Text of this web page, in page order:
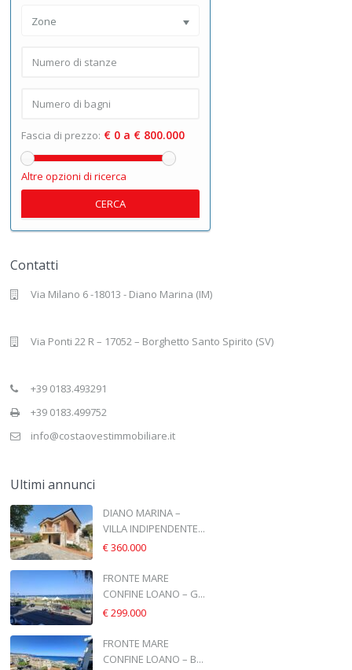
Zone
Fascia di prezzo: € 0 a € 800.000
Altre opzioni di ricerca
CERCA
Contatti
Via Milano 6 -18013 - Diano Marina (IM)
Via Ponti 22 R – 17052 – Borghetto Santo Spirito (SV)
+39 0183.493291
+39 0183.499752
info@costaovestimmobiliare.it
Ultimi annunci
DIANO MARINA –
VILLA INDIPENDENTE...
€ 360.000
FRONTE MARE
CONFINE LOANO – G...
€ 299.000
FRONTE MARE
CONFINE LOANO – B...